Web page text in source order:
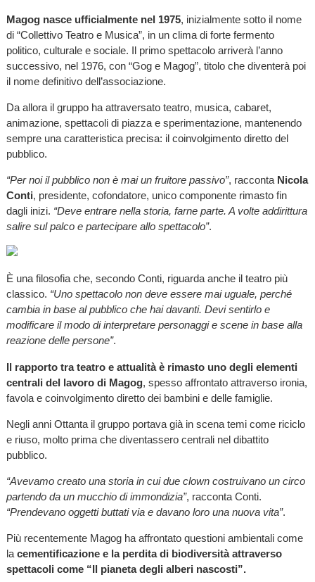
Magog nasce ufficialmente nel 1975, inizialmente sotto il nome
di “Collettivo Teatro e Musica”, in un clima di forte fermento
politico, culturale e sociale. Il primo spettacolo arriverà l’anno
successivo, nel 1976, con “Gog e Magog”, titolo che diventerà poi
il nome definitivo dell’associazione.
Da allora il gruppo ha attraversato teatro, musica, cabaret,
animazione, spettacoli di piazza e sperimentazione, mantenendo
sempre una caratteristica precisa: il coinvolgimento diretto del
pubblico.
“Per noi il pubblico non è mai un fruitore passivo”, racconta Nicola
Conti, presidente, cofondatore, unico componente rimasto fin
dagli inizi. “Deve entrare nella storia, farne parte. A volte addirittura
salire sul palco e partecipare allo spettacolo”.
È una filosofia che, secondo Conti, riguarda anche il teatro più
classico. “Uno spettacolo non deve essere mai uguale, perché
cambia in base al pubblico che hai davanti. Devi sentirlo e
modificare il modo di interpretare personaggi e scene in base alla
reazione delle persone”.
Il rapporto tra teatro e attualità è rimasto uno degli elementi
centrali del lavoro di Magog, spesso affrontato attraverso ironia,
favola e coinvolgimento diretto dei bambini e delle famiglie.
Negli anni Ottanta il gruppo portava già in scena temi come riciclo
e riuso, molto prima che diventassero centrali nel dibattito
pubblico.
“Avevamo creato una storia in cui due clown costruivano un circo
partendo da un mucchio di immondizia”, racconta Conti.
“Prendevano oggetti buttati via e davano loro una nuova vita”.
Più recentemente Magog ha affrontato questioni ambientali come
la cementificazione e la perdita di biodiversità attraverso
spettacoli come “Il pianeta degli alberi nascosti”.